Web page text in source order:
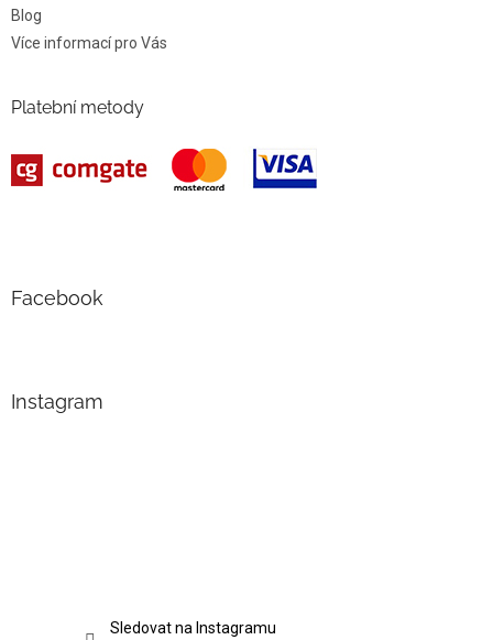
Blog
Více informací pro Vás
Platební metody
Facebook
Instagram
Sledovat na Instagramu